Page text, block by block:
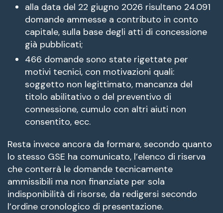
alla data del 22 giugno 2026 risultano 24.091
domande ammesse a contributo in conto
capitale, sulla base degli atti di concessione
già pubblicati;
466 domande sono state rigettate per
motivi tecnici, con motivazioni quali:
soggetto non legittimato, mancanza del
titolo abilitativo o del preventivo di
connessione, cumulo con altri aiuti non
consentito, ecc.
Resta invece ancora da formare, secondo quanto
lo stesso GSE ha comunicato, l’elenco di riserva
che conterrà le domande tecnicamente
ammissibili ma non finanziate per sola
indisponibilità di risorse, da redigersi secondo
l’ordine cronologico di presentazione.